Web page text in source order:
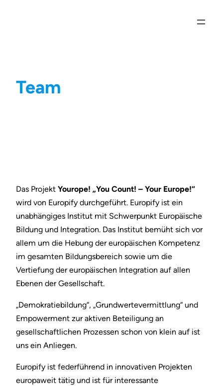
Team
Das Projekt Yourope! „You Count! – Your Europe!“
wird von Europify durchgeführt. Europify ist ein
unabhängiges Institut mit Schwerpunkt Europäische
Bildung und Integration. Das Institut bemüht sich vor
allem um die Hebung der europäischen Kompetenz
im gesamten Bildungsbereich sowie um die
Vertiefung der europäischen Integration auf allen
Ebenen der Gesellschaft.
„Demokratiebildung“, „Grundwertevermittlung“ und
Empowerment zur aktiven Beteiligung an
gesellschaftlichen Prozessen schon von klein auf ist
uns ein Anliegen.
Europify ist federführend in innovativen Projekten
europaweit tätig und ist für interessante